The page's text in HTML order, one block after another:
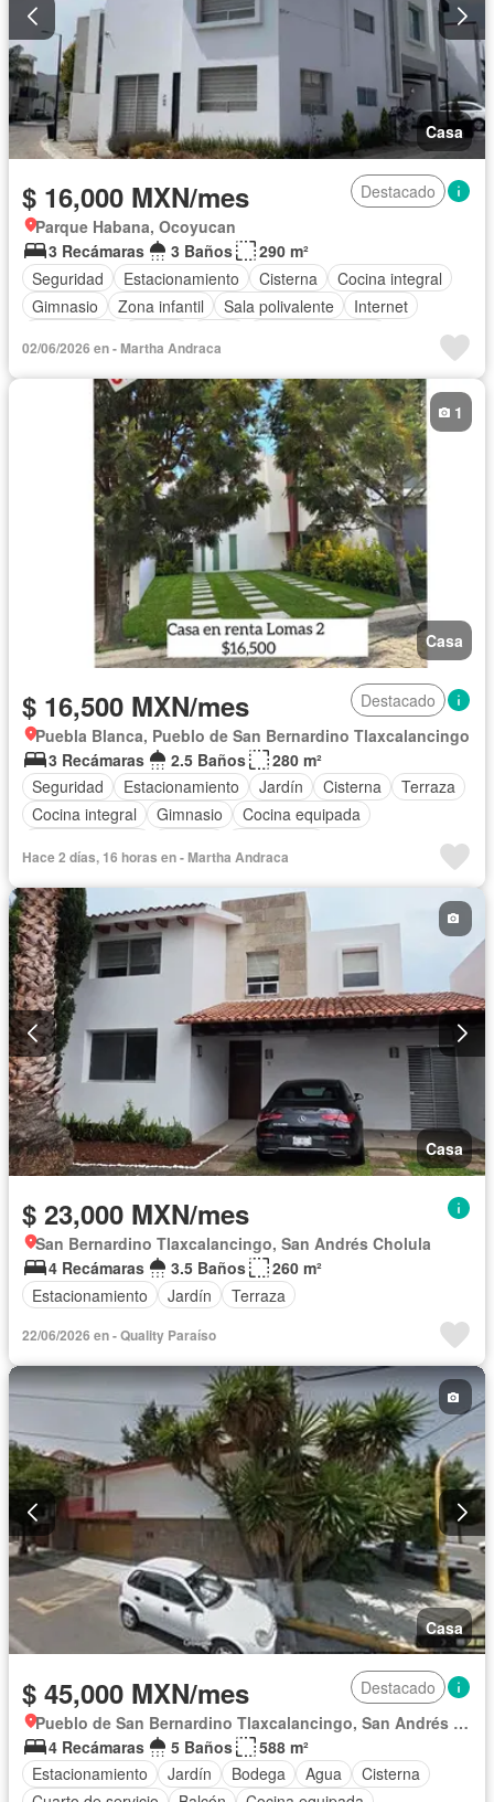
Casa
$ 16,000 MXN/mes
Destacado
Parque Habana, Ocoyucan
3 Recámaras
3 Baños
290 m²
Seguridad
Estacionamiento Cisterna
Cocina integral
Gimnasio
Zona infantil Sala polivalente
Internet
Caseta de vigilancia
Permite mascotas
02/06/2026 en - Martha Andraca
Casa
1
$ 16,500 MXN/mes
Destacado
Puebla Blanca, Pueblo de San Bernardino Tlaxcalancingo
3 Recámaras
2.5 Baños
280 m²
Seguridad
Estacionamiento Jardín Cisterna
Terraza
Cocina integral
Gimnasio
Cocina equipada
Cuarto de Limpieza
Agua
Caseta de vigilancia
Recámara con closet
Permite mascotas
Permite niños
Sin amueblar
Hace 2 días, 16 horas en - Martha Andraca
Casa
$ 23,000 MXN/mes
San Bernardino Tlaxcalancingo, San Andrés Cholula
4 Recámaras
3.5 Baños
260 m²
Estacionamiento
Jardín Terraza
22/06/2026 en - Quality Paraíso
Casa
$ 45,000 MXN/mes
Destacado
Pueblo de San Bernardino Tlaxcalancingo, San Andrés Cholula
4 Recámaras
5 Baños
588 m²
Estacionamiento
Jardín Bodega Agua
Cisterna